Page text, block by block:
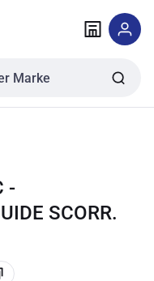
-
SCORR.